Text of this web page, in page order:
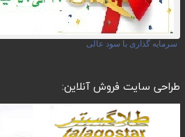
سرمایه گذاری با سود عالی
طراحی سایت فروش آنلاین: